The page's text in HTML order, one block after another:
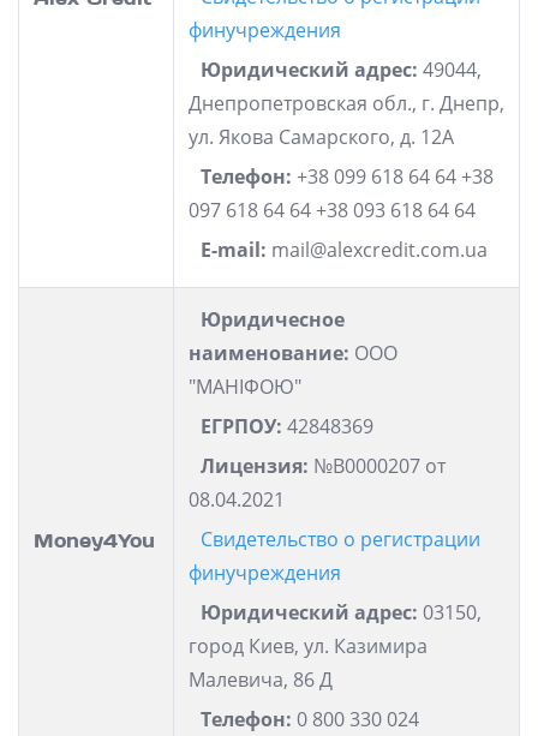
финучреждения
Юридический адрес: 49044,
Днепропетровская обл., г. Днепр,
ул. Якова Самарского, д. 12А
Телефон: +38 099 618 64 64 +38
097 618 64 64 +38 093 618 64 64
E-mail: mail@alexcredit.com.ua
Money4You
Юридичесное
наименование: ООО
"МАНІФОЮ"
ЕГРПОУ: 42848369
Лицензия: №В0000207 от
08.04.2021
Свидетельство о регистрации
финучреждения
Юридический адрес: 03150,
город Киев, ул. Казимира
Малевича, 86 Д
Телефон: 0 800 330 024